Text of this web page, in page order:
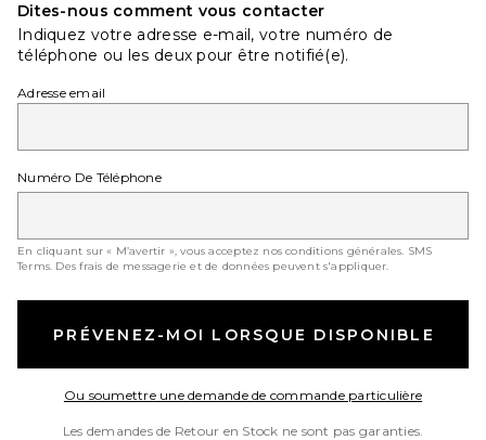
Dites-nous comment vous contacter
Indiquez votre adresse e-mail, votre numéro de
téléphone ou les deux pour être notifié(e).
Adresse email
Numéro De Téléphone
En cliquant sur « M’avertir », vous acceptez nos conditions générales. SMS
Terms. Des frais de messagerie et de données peuvent s'appliquer.
PRÉVENEZ-MOI LORSQUE DISPONIBLE
Ou soumettre une demande de commande particulièreOpens in
Les demandes de Retour en Stock ne sont pas garanties.